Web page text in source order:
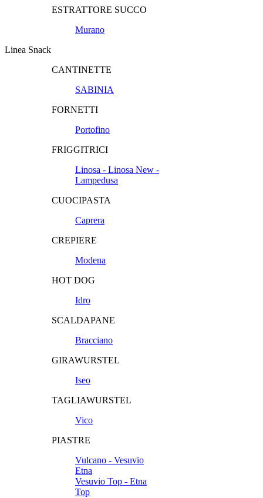
ESTRATTORE SUCCO
Murano
Linea Snack
CANTINETTE
SABINIA
FORNETTI
Portofino
FRIGGITRICI
Linosa - Linosa New -
Lampedusa
CUOCIPASTA
Caprera
CREPIERE
Modena
HOT DOG
Idro
SCALDAPANE
Bracciano
GIRAWURSTEL
Iseo
TAGLIAWURSTEL
Vico
PIASTRE
Vulcano - Vesuvio
Etna
Vesuvio Top - Etna
Top